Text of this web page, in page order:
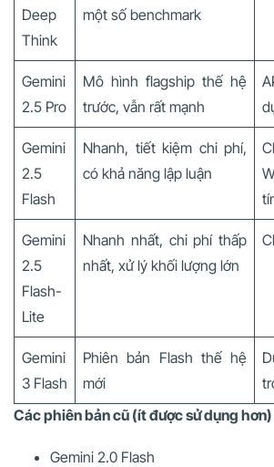
Deep
Think
một số benchmark
Gemini
2.5 Pro
Mô hình flagship thế hệ
trước, vẫn rất mạnh
Gemini
2.5
Flash
Nhanh, tiết kiệm chi phí,
có khả năng lập luận
Gemini
2.5
Flash-
Lite
Nhanh nhất, chi phí thấp
nhất, xử lý khối lượng lớn
Gemini
3 Flash
Phiên bản Flash thế hệ
mới
Các phiên bản cũ (ít được sử dụng hơn)
Gemini 2.0 Flash